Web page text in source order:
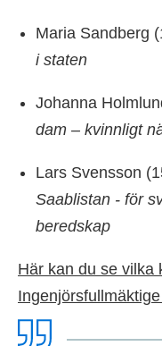
Maria Sandberg
i staten
Johanna
dam – kvinnligt
Lars Svensson
Saablistan - för
beredskap
Här kan du se vilka